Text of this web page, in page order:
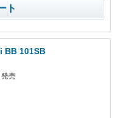
ト
BB 101SB
売